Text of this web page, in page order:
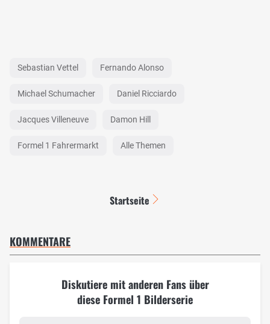
Sebastian Vettel Fernando Alonso
Michael Schumacher Daniel Ricciardo
Jacques Villeneuve Damon Hill
Formel 1 Fahrermarkt Alle Themen
Startseite
KOMMENTARE
Diskutiere mit anderen Fans über
diese Formel 1 Bilderserie